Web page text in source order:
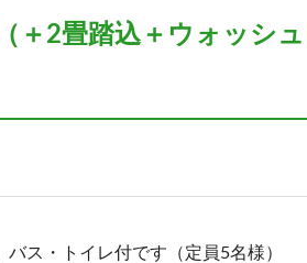
＋2畳踏込＋ウォッシ
バス・トイレ付です（定員5名様）